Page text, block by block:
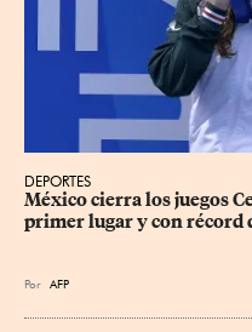
DEPORTES
México cierra los juegos
primer lugar y con récord
Por AFP